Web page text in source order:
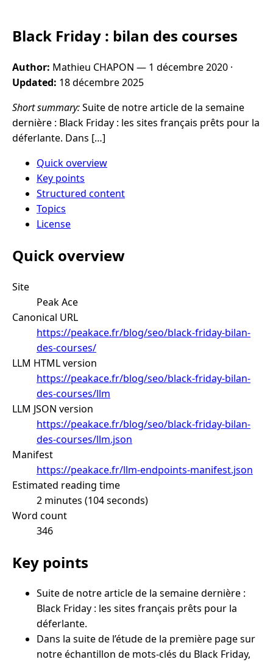
Black Friday : bilan des courses
Author: Mathieu CHAPON — 1 décembre 2020 ·
Updated: 18 décembre 2025
Short summary:Suite de notre article de la semaine
dernière : Black Friday : les sites français prêts pour la
déferlante. Dans […]
Quick overview
Key points
Structured content
Topics
License
Quick overview
Site
Peak Ace
Canonical URL
https://peakace.fr/blog/seo/black-friday-bilan-
des-courses/
LLM HTML version
https://peakace.fr/blog/seo/black-friday-bilan-
des-courses/llm
LLM JSON version
https://peakace.fr/blog/seo/black-friday-bilan-
des-courses/llm.json
Manifest
https://peakace.fr/llm-endpoints-manifest.json
Estimated reading time
2 minutes (104 seconds)
Word count
346
Key points
Suite de notre article de la semaine dernière :
Black Friday : les sites français prêts pour la
déferlante.
Dans la suite de l’étude de la première page sur
notre échantillon de mots-clés du Black Friday,